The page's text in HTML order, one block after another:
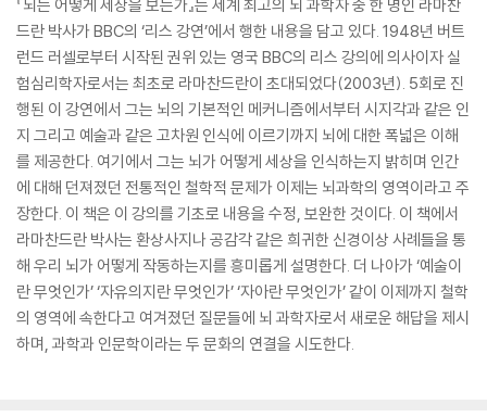
『뇌는 어떻게 세상을 보는가』는 세계 최고의 뇌 과학자 중 한 명인 라마찬
드란 박사가 BBC의 ‘리스 강연’에서 행한 내용을 담고 있다. 1948년 버트
런드 러셀로부터 시작된 권위 있는 영국 BBC의 리스 강의에 의사이자 실
험심리학자로서는 최초로 라마찬드란이 초대되었다(2003년). 5회로 진
행된 이 강연에서 그는 뇌의 기본적인 메커니즘에서부터 시지각과 같은 인
지 그리고 예술과 같은 고차원 인식에 이르기까지 뇌에 대한 폭넓은 이해
를 제공한다. 여기에서 그는 뇌가 어떻게 세상을 인식하는지 밝히며 인간
에 대해 던져졌던 전통적인 철학적 문제가 이제는 뇌과학의 영역이라고 주
장한다. 이 책은 이 강의를 기초로 내용을 수정, 보완한 것이다. 이 책에서
라마찬드란 박사는 환상사지나 공감각 같은 희귀한 신경이상 사례들을 통
해 우리 뇌가 어떻게 작동하는지를 흥미롭게 설명한다. 더 나아가 ‘예술이
란 무엇인가’ ‘자유의지란 무엇인가’ ‘자아란 무엇인가’ 같이 이제까지 철학
의 영역에 속한다고 여겨졌던 질문들에 뇌 과학자로서 새로운 해답을 제시
하며, 과학과 인문학이라는 두 문화의 연결을 시도한다.